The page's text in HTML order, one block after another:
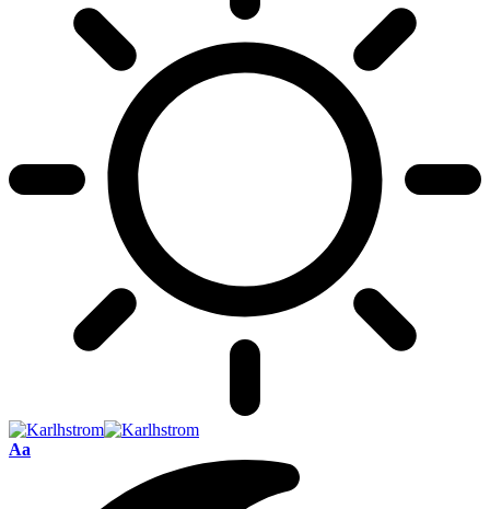
Font
Aa